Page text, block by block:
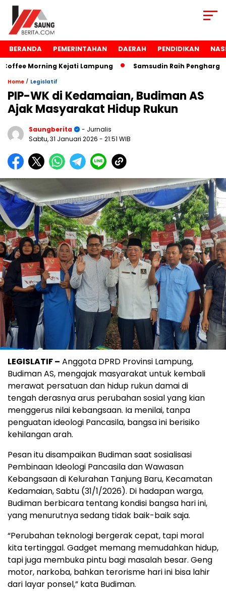
BERANDA PEMERINTAHAN DAERAH PENDIDIKAN
Morning Kejati Lampung Samsudin Raih
Home / Legislatif
PIP-WK di Kedamaian, Budiman AS
Ajak Masyarakat Hidup Rukun
Saungberita
- Jurnalis
Sabtu, 31 Januari 2026 - 21:51 WIB
LEGISLATIF – Anggota DPRD Provinsi Lampung,
Budiman AS, mengajak masyarakat untuk kembali
merawat persatuan dan hidup rukun damai di
tengah derasnya arus perubahan sosial yang kian
menggerus nilai kebangsaan. Ia menilai, tanpa
penguatan ideologi Pancasila, bangsa ini berisiko
kehilangan arah.
Pesan itu disampaikan Budiman saat sosialisasi
Pembinaan Ideologi Pancasila dan Wawasan
Kebangsaan di Kelurahan Tanjung Baru, Kecamatan
Kedamaian, Sabtu (31/1/2026). Di hadapan warga,
Budiman berbicara tentang kondisi bangsa hari ini,
yang menurutnya sedang tidak baik-baik saja.
“Perubahan teknologi bergerak cepat, tapi moral
kita tertinggal. Gadget memang memudahkan hidup,
tapi juga membuka pintu bagi masalah besar. Geng
motor, narkoba, bahkan terorisme hari ini bisa lahir
dari layar ponsel,” kata Budiman.